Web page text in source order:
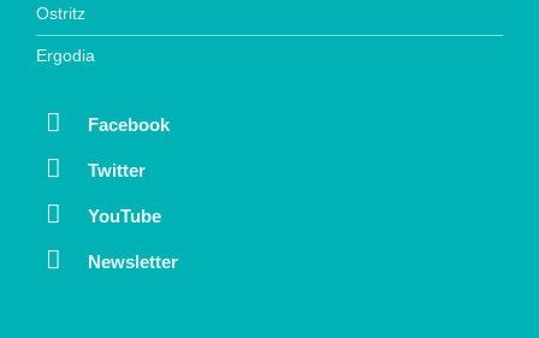
Ostritz
Ergodia
Facebook
Twitter
YouTube
Newsletter